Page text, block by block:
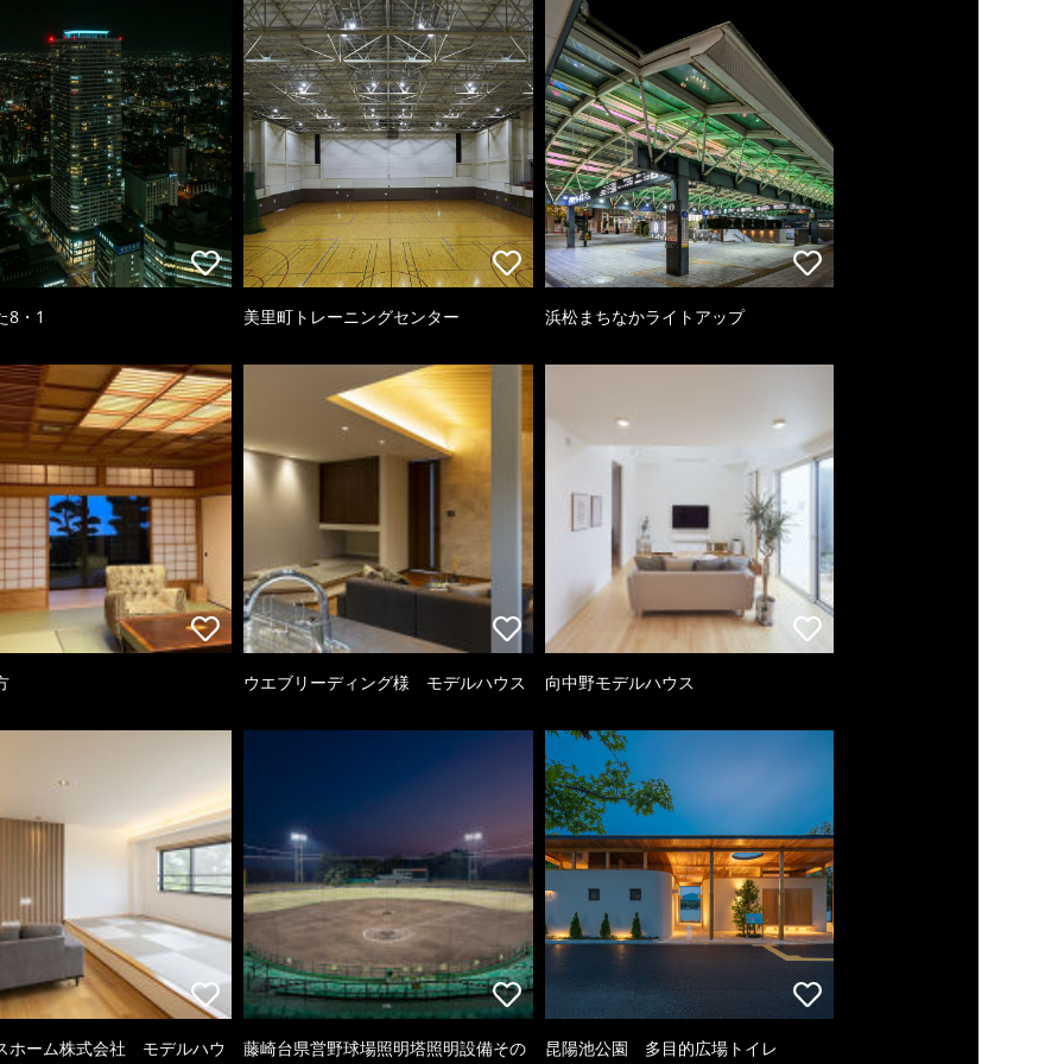
8・1 美里町トレーニングセンター 浜松まちなかライトアップ
ウエブリーディング様 モデルハウス 向中野モデルハウス
ホーム株式会社 モデルハウ
藤崎台県営野球場照明塔照明設備その
昆陽池公園 多目的広場トイレ